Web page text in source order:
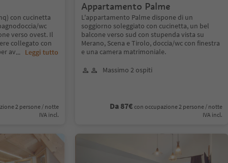
con cucinetta
wc
verso ovest. Il
collegato con
av... Leggi tutto
2 persone / notte
IVA incl.
Appartamento Palme
L'appartamento Palme dispone di un
soggiorno soleggiato con cucinetta, un bel
balcone verso sud con stupenda vista su
Merano, Scena e Tirolo, doccia/wc con finestra
e una camera matrimoniale.
Massimo 2 ospiti
Da 87€ con occupazione 2 persone / notte
IVA incl.